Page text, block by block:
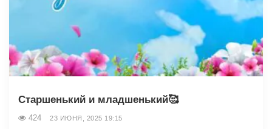
Старшенький и младшенький🥰
424 23 ИЮНЯ, 2025 19:15